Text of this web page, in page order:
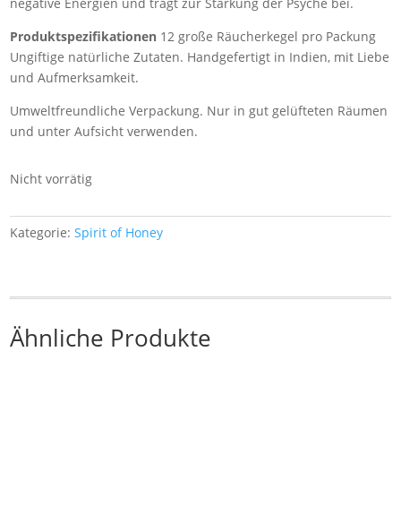
negative Energien und trägt zur Stärkung der Psyche bei.
Produktspezifikationen 12 große Räucherkegel pro Packung
Ungiftige natürliche Zutaten. Handgefertigt in Indien, mit Liebe
und Aufmerksamkeit.
Umweltfreundliche Verpackung. Nur in gut gelüfteten Räumen
und unter Aufsicht verwenden.
Nicht vorrätig
Kategorie:Spirit of Honey
Ähnliche Produkte